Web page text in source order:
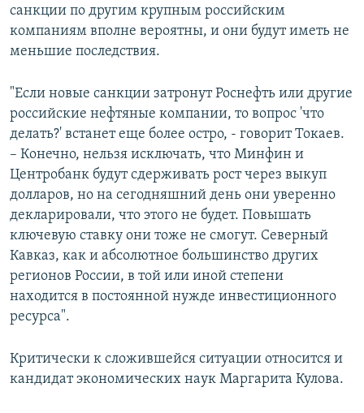
санкции по другим крупным российским
компаниям вполне вероятны, и они будут иметь не
меньшие последствия.
"Если новые санкции затронут Роснефть или другие
российские нефтяные компании, то вопрос 'что
делать?' встанет еще более остро, - говорит Токаев.
– Конечно, нельзя исключать, что Минфин и
Центробанк будут сдерживать рост через выкуп
долларов, но на сегодняшний день они уверенно
декларировали, что этого не будет. Повышать
ключевую ставку они тоже не смогут. Северный
Кавказ, как и абсолютное большинство других
регионов России, в той или иной степени
находится в постоянной нужде инвестиционного
ресурса".
Критически к сложившейся ситуации относится и
кандидат экономических наук Маргарита Кулова.